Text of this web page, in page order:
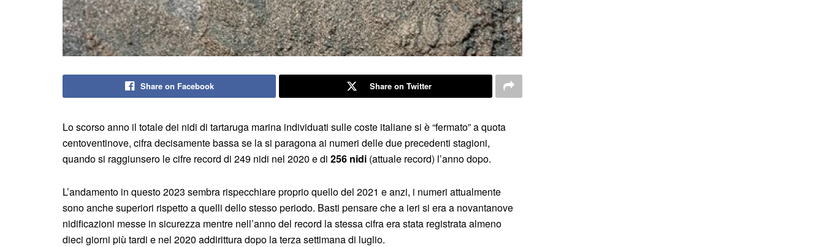
Share on Facebook Share on Twitter
Lo scorso anno il totale dei nidi di tartaruga marina individuati sulle coste italiane si è “fermato” a quota
centoventinove, cifra decisamente bassa se la si paragona ai numeri delle due precedenti stagioni,
quando si raggiunsero le cifre record di 249 nidi nel 2020 e di 256 nidi (attuale record) l’anno dopo.
L’andamento in questo 2023 sembra rispecchiare proprio quello del 2021 e anzi, i numeri attualmente
sono anche superiori rispetto a quelli dello stesso periodo. Basti pensare che a ieri si era a novantanove
nidificazioni messe in sicurezza mentre nell’anno del record la stessa cifra era stata registrata almeno
dieci giorni più tardi e nel 2020 addirittura dopo la terza settimana di luglio.